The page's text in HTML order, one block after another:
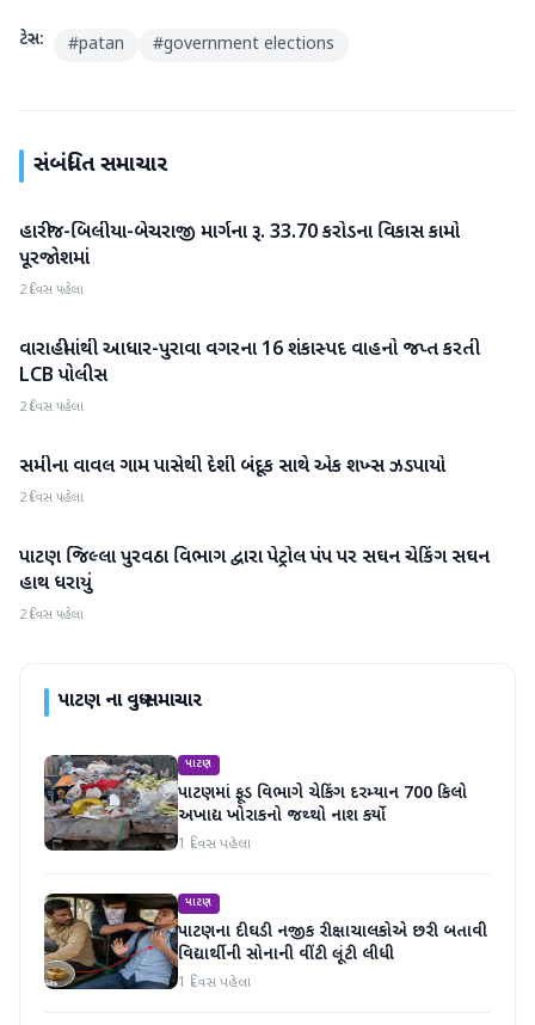
ટેગ્સ: #patan #government elections
સંબંધિત સમાચાર
પાટણ
હારીજ-બિલીયા-બેચરાજી માર્ગના રૂ. 33.70 કરોડના વિકાસ કામો
પૂરજોશમાં
2 દિવસ પહેલા
પાટણ
વારાહીમાંથી આધાર-પુરાવા વગરના 16 શંકાસ્પદ વાહનો જપ્ત કરતી
LCB પોલીસ
2 દિવસ પહેલા
પાટણ
સમીના વાવલ ગામ પાસેથી દેશી બંદૂક સાથે એક શખ્સ ઝડપાયો
2 દિવસ પહેલા
પાટણ
પાટણ જિલ્લા પુરવઠા વિભાગ દ્વારા પેટ્રોલ પંપ પર સઘન ચેકિંગ સઘન
હાથ ધરાયું
2 દિવસ પહેલા
પાટણના વધુ સમાચાર
પાટણ
પાટણમાં ફૂડ વિભાગે ચેકિંગ દરમ્યાન 700 કિલો
અખાદ્ય ખોરાકનો જથ્થો નાશ કર્યો
1 દિવસ પહેલા
પાટણ
પાટણના દીઘડી નજીક રીક્ષાચાલકોએ છરી બતાવી
વિદ્યાર્થીની સોનાની વીંટી લૂંટી લીધી
1 દિવસ પહેલા